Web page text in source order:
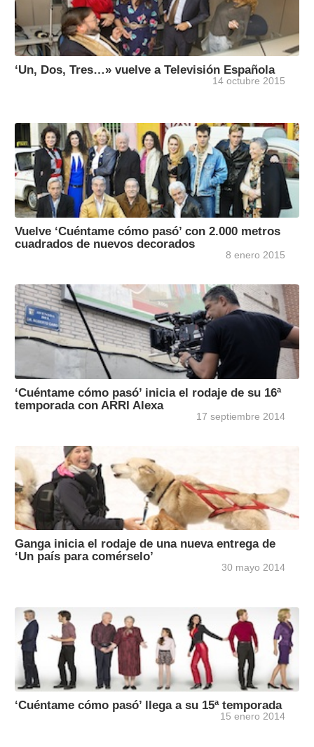
‘Un, Dos, Tres…» vuelve a Televisión Española
14 octubre 2015
Vuelve ‘Cuéntame cómo pasó’ con 2.000 metros
cuadrados de nuevos decorados
8 enero 2015
‘Cuéntame cómo pasó’ inicia el rodaje de su 16ª
temporada con ARRI Alexa
17 septiembre 2014
Ganga inicia el rodaje de una nueva entrega de
‘Un país para comérselo’
30 mayo 2014
‘Cuéntame cómo pasó’ llega a su 15ª temporada
15 enero 2014